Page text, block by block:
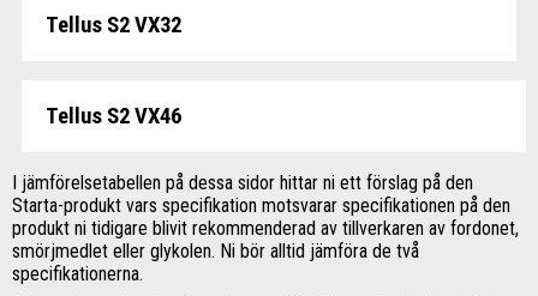
Tellus S2 VX32
Tellus S2 VX46
I jämförelsetabellen på dessa sidor hittar ni ett förslag på den
Starta-produkt vars specifikation motsvarar specifikationen på den
produkt ni tidigare blivit rekommenderad av tillverkaren av fordonet,
smörjmedlet eller glykolen. Ni bör alltid jämföra de två
specifikationerna.